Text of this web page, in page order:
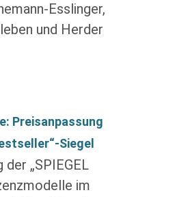
Esslinger,
und Herder
Preisanpassung
Siegel
der „SPIEGEL
im